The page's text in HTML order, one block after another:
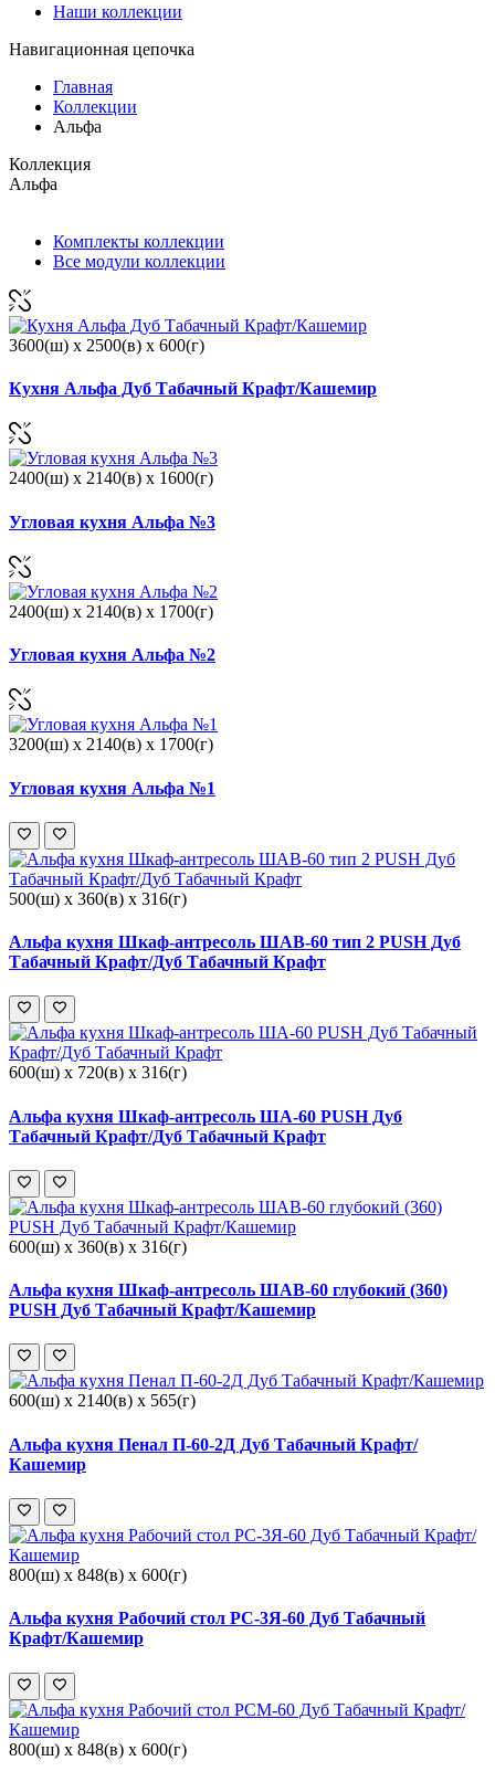
Наши коллекции
Навигационная цепочка
Главная
Коллекции
Альфа
Коллекция
Альфа
Комплекты коллекции
Все модули коллекции
3600(ш) x 2500(в) x 600(г)
Кухня Альфа Дуб Табачный Крафт/Кашемир
2400(ш) x 2140(в) x 1600(г)
Угловая кухня Альфа №3
2400(ш) x 2140(в) x 1700(г)
Угловая кухня Альфа №2
3200(ш) x 2140(в) x 1700(г)
Угловая кухня Альфа №1
500(ш) x 360(в) x 316(г)
Альфа кухня Шкаф-антресоль ШАВ-60 тип 2 PUSH Дуб
Табачный Крафт/Дуб Табачный Крафт
600(ш) x 720(в) x 316(г)
Альфа кухня Шкаф-антресоль ША-60 PUSH Дуб
Табачный Крафт/Дуб Табачный Крафт
600(ш) x 360(в) x 316(г)
Альфа кухня Шкаф-антресоль ШАВ-60 глубокий (360)
PUSH Дуб Табачный Крафт/Кашемир
600(ш) x 2140(в) x 565(г)
Альфа кухня Пенал П-60-2Д Дуб Табачный Крафт/
Кашемир
800(ш) x 848(в) x 600(г)
Альфа кухня Рабочий стол РС-3Я-60 Дуб Табачный
Крафт/Кашемир
800(ш) x 848(в) x 600(г)